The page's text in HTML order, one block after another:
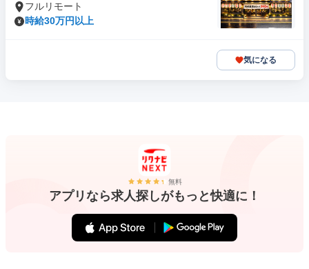
フルリモート
時給30万円以上
気になる
無料
アプリなら求人探しがもっと快適に！